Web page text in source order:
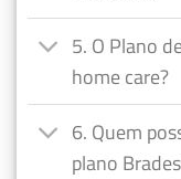
5. O Plano
home care?
6. Quem
plano